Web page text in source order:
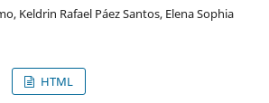
Keldrin Rafael Páez Santos, Elena Sophia
HTML